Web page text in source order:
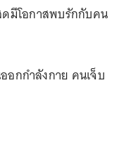
ดมีโอกาสพบรักกับคน
กกำลังกาย คนเจ็บ